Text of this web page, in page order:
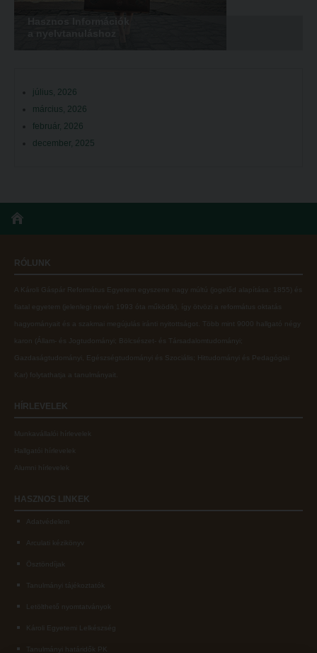
július, 2026
március, 2026
február, 2026
december, 2025
RÓLUNK
A Károli Gáspár Református Egyetem egyszerre nagy múltú (jogelőd alapítása: 1855) és
fiatal egyetem (jelenlegi nevén 1993 óta működik), így ötvözi a református oktatás
hagyományait és a szakmai megújulás iránti nyitottságot. Több mint 9000 hallgató négy
karon ( Állam- és Jogtudományi; Bölcsészet- és Társadalomtudományi;
Gazdaságtudományi, Egészségtudományi és Szociális; Hittudományi és Pedagógiai
Kar ) folytathatja a tanulmányait.
HÍRLEVELEK
Munkavállalói hírlevelek
Hallgatói hírlevelek
Alumni hírlevelek
HASZNOS LINKEK
Adatvédelem
Arculati kézikönyv
Ösztöndíjak
Tanulmányi tájékoztatók
Letölthető nyomtatványok
Károli Egyetemi Lelkészség
Tanulmányi határidők PK